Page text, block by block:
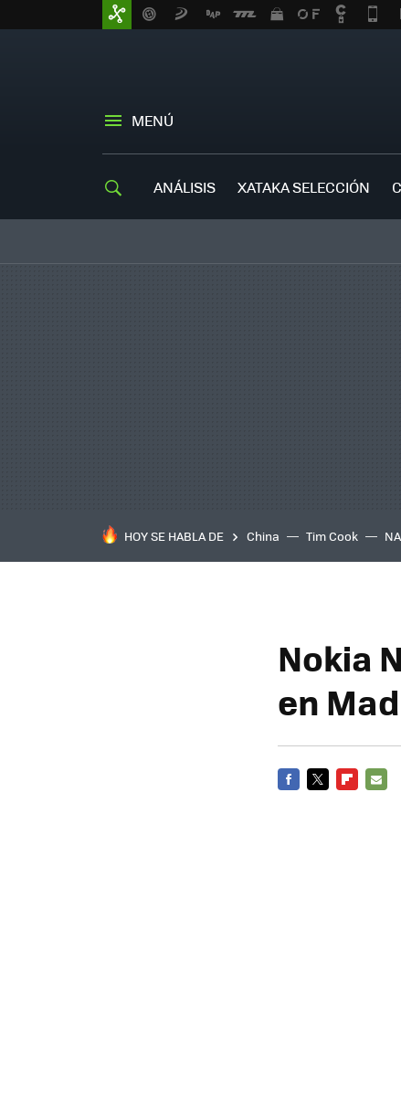
MENÚ
ANÁLISIS XATAKA SELECCIÓN
HOY SE HABLA DE China Tim Cook
Nokia
en